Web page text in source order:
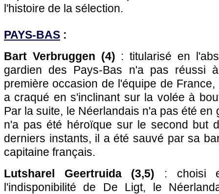
l'histoire de la sélection.
PAYS-BAS :
Bart Verbruggen (4) : titularisé en
gardien des Pays-Bas n'a pas réussi
première occasion de l'équipe de
a craqué en s'inclinant sur la volée à
Par la suite, le Néerlandais n'a pas été en
n'a pas été héroïque sur le second but
derniers instants, il a été sauvé par sa
capitaine français.
Lutsharel Geertruida (3,5) : choisi
l'indisponibilité de De Ligt, le